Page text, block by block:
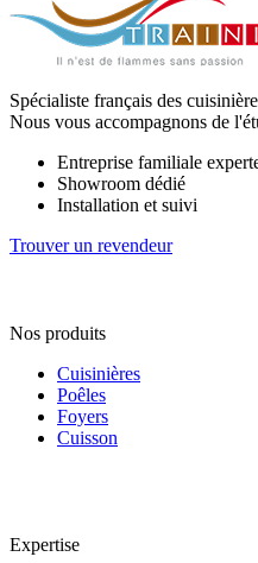
Spécialiste français des
Nous vous accompagnons de
Entreprise familiale
Showroom dédié
Installation et suivi
Trouver un revendeur
Nos produits
Cuisinières
Poêles
Foyers
Cuisson
Expertise